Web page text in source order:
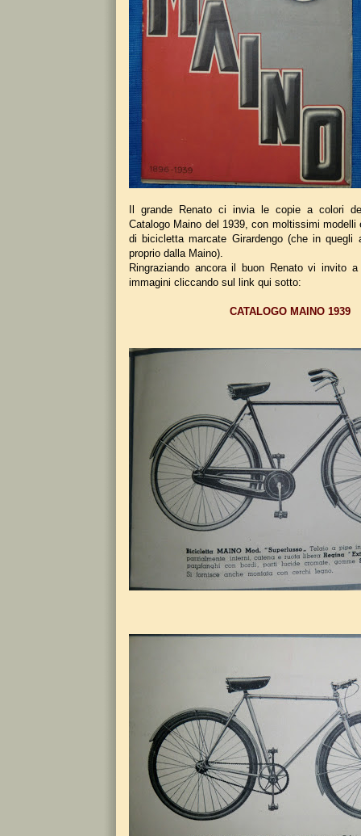
Il grande Renato ci invia le copie a colori
Catalogo Maino del 1939, con moltissimi modelli
di bicicletta marcate Girardengo (che in quegli
proprio dalla Maino).
Ringraziando ancora il buon Renato vi invito
immagini cliccando sul link qui sotto:
CATALOGO MAINO 1939